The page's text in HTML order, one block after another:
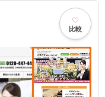
比較